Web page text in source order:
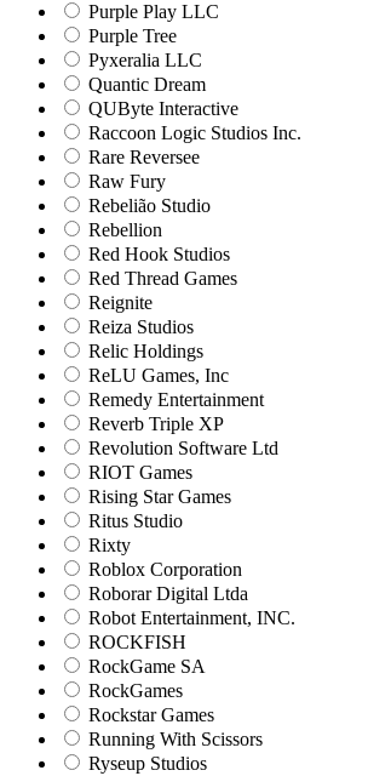
Purple Play LLC
Purple Tree
Pyxeralia LLC
Quantic Dream
QUByte Interactive
Raccoon Logic Studios Inc.
Rare Reversee
Raw Fury
Rebelião Studio
Rebellion
Red Hook Studios
Red Thread Games
Reignite
Reiza Studios
Relic Holdings
ReLU Games, Inc
Remedy Entertainment
Reverb Triple XP
Revolution Software Ltd
RIOT Games
Rising Star Games
Ritus Studio
Rixty
Roblox Corporation
Roborar Digital Ltda
Robot Entertainment, INC.
ROCKFISH
RockGame SA
RockGames
Rockstar Games
Running With Scissors
Ryseup Studios